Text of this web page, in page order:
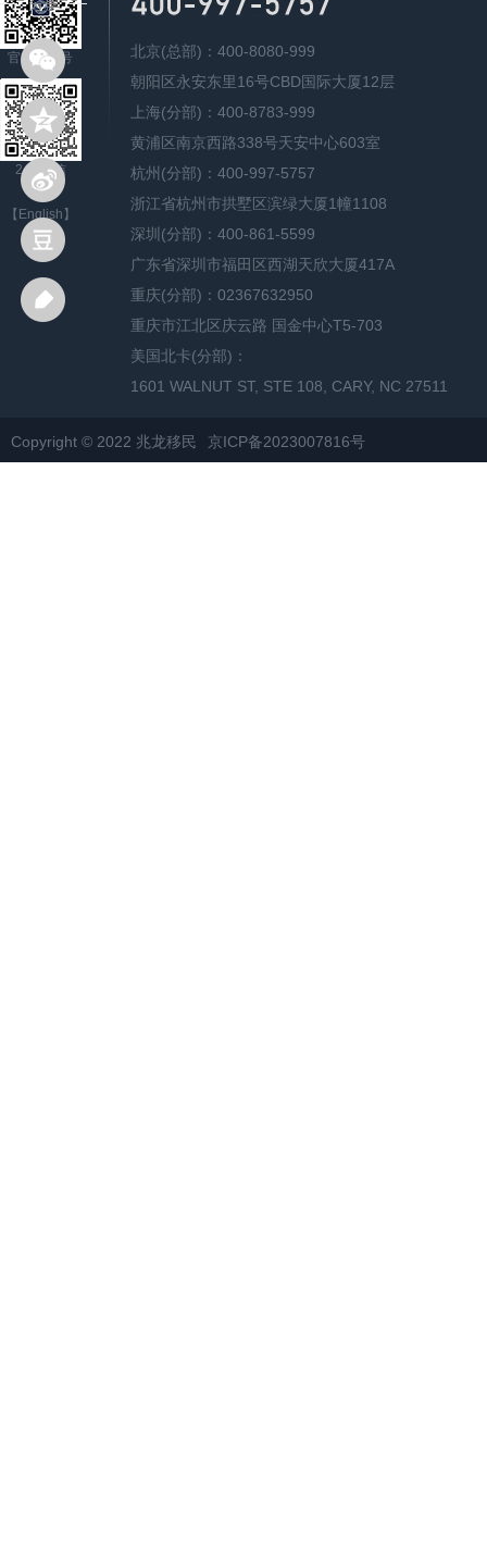
官方公众号
24H微信
【English】
北京(总部)：400-8080-999
朝阳区永安东里16号CBD国际大厦12层
上海(分部)：400-8783-999
黄浦区南京西路338号天安中心603室
杭州(分部)：400-997-5757
浙江省杭州市拱墅区滨绿大厦1幢1108
深圳(分部)：400-861-5599
广东省深圳市福田区西湖天欣大厦417A
重庆(分部)：02367632950
重庆市江北区庆云路 国金中心T5-703
美国北卡(分部)：
1601 WALNUT ST, STE 108, CARY, NC 27511
Copyright © 2022 兆龙移民 京ICP备2023007816号